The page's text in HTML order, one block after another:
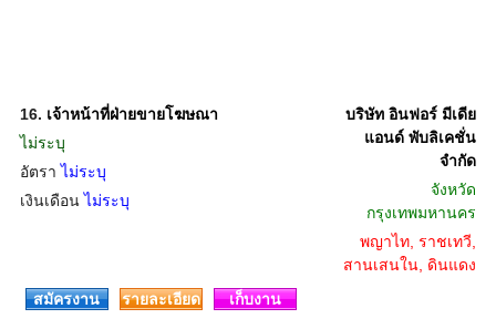
16. เจ้าหน้าที่ฝ่ายขายโฆษณา
ไม่ระบุ
อัตราไม่ระบุ
เงินเดือนไม่ระบุ
บริษัท อินฟอร์ มีเดีย
แอนด์ พับลิเคชั่น
จำกัด
จังหวัด
กรุงเทพมหานคร
พญาไท, ราชเทวี,
สานเสนใน, ดินแดง
สมัครงาน
รายละเอียด เก็บงาน